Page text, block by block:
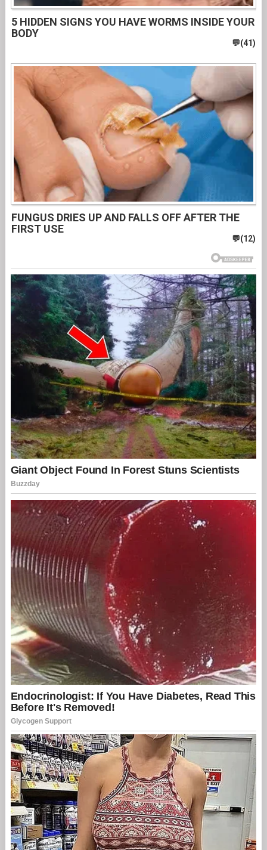
5 HIDDEN SIGNS YOU HAVE WORMS INSIDE YOUR
BODY
FUNGUS DRIES UP AND FALLS OFF AFTER THE
FIRST USE